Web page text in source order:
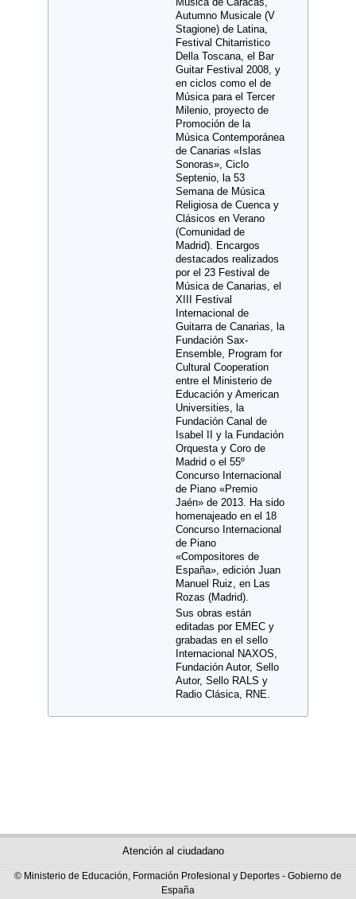
Autumno Musicale (V
Stagione) de Latina,
Festival Chitarristico
Della Toscana, el Bar
Guitar Festival 2008, y
en ciclos como el de
Música para el Tercer
Milenio, proyecto de
Promoción de la
Música Contemporánea
de Canarias «Islas
Sonoras», Ciclo
Septenio, la 53
Semana de Música
Religiosa de Cuenca y
Clásicos en Verano
(Comunidad de
Madrid). Encargos
destacados realizados
por el 23 Festival de
Música de Canarias, el
XIII Festival
Internacional de
Guitarra de Canarias, la
Fundación Sax-
Ensemble, Program for
Cultural Cooperation
entre el Ministerio de
Educación y American
Universities, la
Fundación Canal de
Isabel II y la Fundación
Orquesta y Coro de
Madrid o el 55º
Concurso Internacional
de Piano «Premio
Jaén» de 2013. Ha sido
homenajeado en el 18
Concurso Internacional
de Piano
«Compositores de
España», edición Juan
Manuel Ruiz, en Las
Rozas (Madrid).
Sus obras están
editadas por EMEC y
grabadas en el sello
Internacional NAXOS,
Fundación Autor, Sello
Autor, Sello RALS y
Radio Clásica, RNE.
Atención al ciudadano
© Ministerio de Educación, Formación Profesional y Deportes - Gobierno de
España